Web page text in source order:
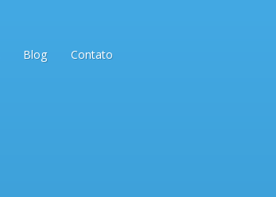
Blog Contato